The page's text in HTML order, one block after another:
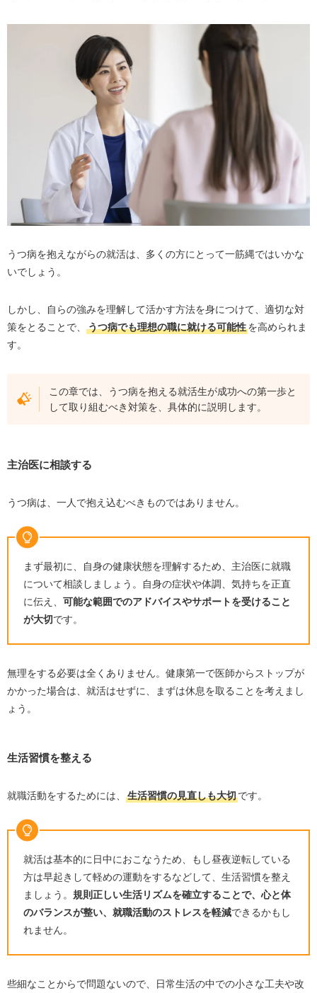
うつ病を抱えながらの就活は、多くの方にとって一筋縄ではいかな
いでしょう。
しかし、自らの強みを理解して活かす方法を身につけて、適切な対
策をとることで、
うつ病でも理想の職に就ける可能性を高められま
す。
この章では、うつ病を抱える就活生が成功への第一歩と
して取り組むべき対策を、具体的に説明します。
主治医に相談する
うつ病は、一人で抱え込むべきものではありません。
まず最初に、自身の健康状態を理解するため、主治医に就職
について相談しましょう。自身の症状や体調、気持ちを正直
に伝え、 可能な範囲でのアドバイスやサポートを受けること
が大切です。
無理をする必要は全くありません。健康第一で医師からストップが
かかった場合は、就活はせずに、まずは休息を取ることを考えまし
ょう。
生活習慣を整える
就職活動をするためには、 生活習慣の見直しも大切です。
就活は基本的に日中におこなうため、もし昼夜逆転している
方は早起きして軽めの運動をするなどして、生活習慣を整え
ましょう。 規則正しい生活リズムを確立することで、心と体
のバランスが整い、就職活動のストレスを軽減できるかもし
れません。
些細なことからで問題ないので、日常生活の中での小さな工夫や改